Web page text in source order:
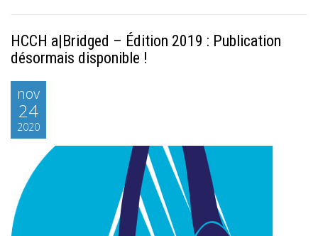
HCCH a|Bridged – Édition 2019 : Publication
désormais disponible !
nov
24
2020